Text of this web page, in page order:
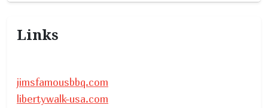
Links
jimsfamousbbq.com
libertywalk-usa.com